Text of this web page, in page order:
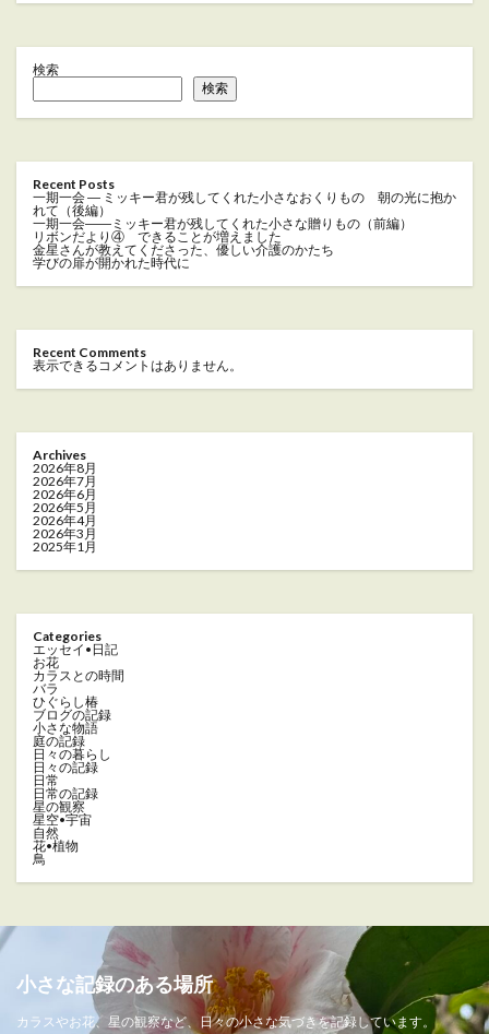
検索
検索
Recent Posts
一期一会 ― ミッキー君が残してくれた小さなおくりもの 朝の光に抱か
れて（後編）
一期一会――ミッキー君が残してくれた小さな贈りもの（前編）
リボンだより④ できることが増えました
金星さんが教えてくださった、優しい介護のかたち
学びの扉が開かれた時代に
Recent Comments
表示できるコメントはありません。
Archives
2026年8月
2026年7月
2026年6月
2026年5月
2026年4月
2026年3月
2025年1月
Categories
エッセイ•日記
お花
カラスとの時間
バラ
ひぐらし椿
ブログの記録
小さな物語
庭の記録
日々の暮らし
日々の記録
日常
日常の記録
星の観察
星空•宇宙
自然
花•植物
鳥
小さな記録のある場所
カラスやお花、星の観察など、日々の小さな気づきを記録しています。